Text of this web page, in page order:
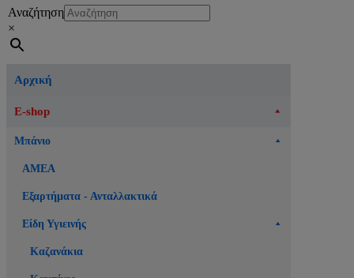
πλοήγησης
Αναζήτηση
×
Αρχική
E-shop
Μπάνιο
ΑΜΕΑ
Εξαρτήματα - Ανταλλακτικά
Είδη Υγιεινής
Καζανάκια